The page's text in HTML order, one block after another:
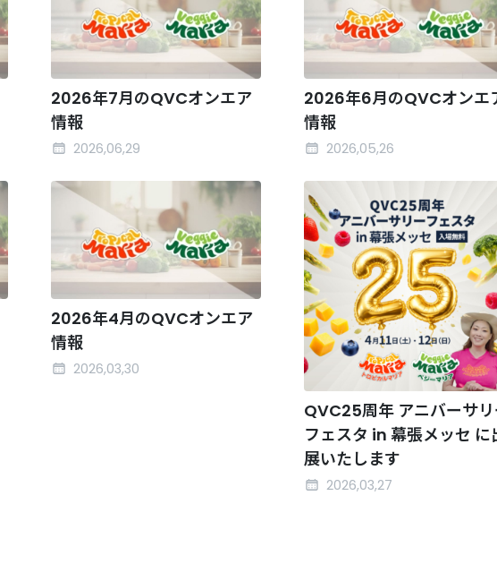
2026年7月のQVCオンエア
情報
2026,06,29
2026年6月のQVCオンエ
情報
2026,05,26
2026年4月のQVCオンエア
情報
2026,03,30
QVC25周年 アニバーサ
フェスタ in 幕張メッセ に
展いたします
2026,03,27